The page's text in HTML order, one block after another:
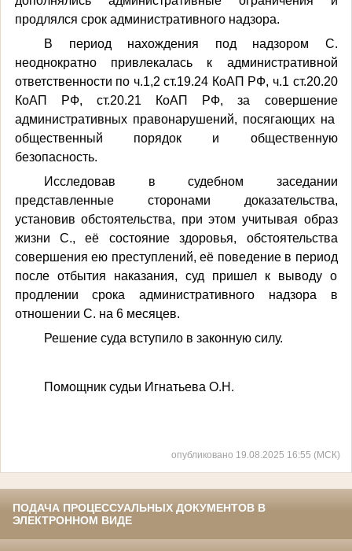
продлялся срок административного надзора.
В период нахождения под надзором С.
неоднократно привлекалась к административной
ответственности по ч.1,2 ст.19.24 КоАП РФ, ч.1 ст.20.20
КоАП РФ, ст.20.21 КоАП РФ, за совершение
административных правонарушений, посягающих на
общественный порядок и общественную
безопасность.
Исследовав в судебном заседании
представленные сторонами доказательства,
установив обстоятельства, при этом учитывая образ
жизни С., её состояние здоровья, обстоятельства
совершения ею преступлений, её поведение в период
после отбытия наказания, суд пришел к выводу о
продлении срока административного надзора в
отношении С. на 6 месяцев.
Решение суда вступило в законную силу.
Помощник судьи Игнатьева О.Н.
опубликовано 19.08.2025 16:55 (МСК)
ПОДАЧА ПРОЦЕССУАЛЬНЫХ ДОКУМЕНТОВ В
ЭЛЕКТРОННОМ ВИДЕ